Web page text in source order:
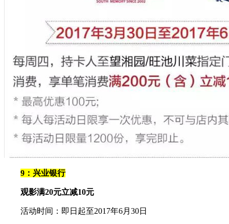
9：兴业银行
观影满20元立减10元
活动时间：即日起至2017年6月30日